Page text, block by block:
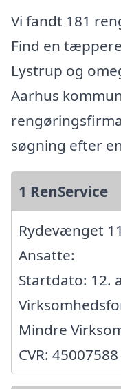
Vi fandt 181
Find en
Lystrup og
Aarhus
søgning efter
1 RenService
Rydevænget
Ansatte:
Startdato: 12.
Mindre
CVR: 45007588